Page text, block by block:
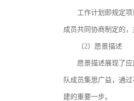
工作计划即规定
成员共同协商制定的
（2）愿景描述
愿景描述展现了
队成员集思广益，通
建的重要一步。